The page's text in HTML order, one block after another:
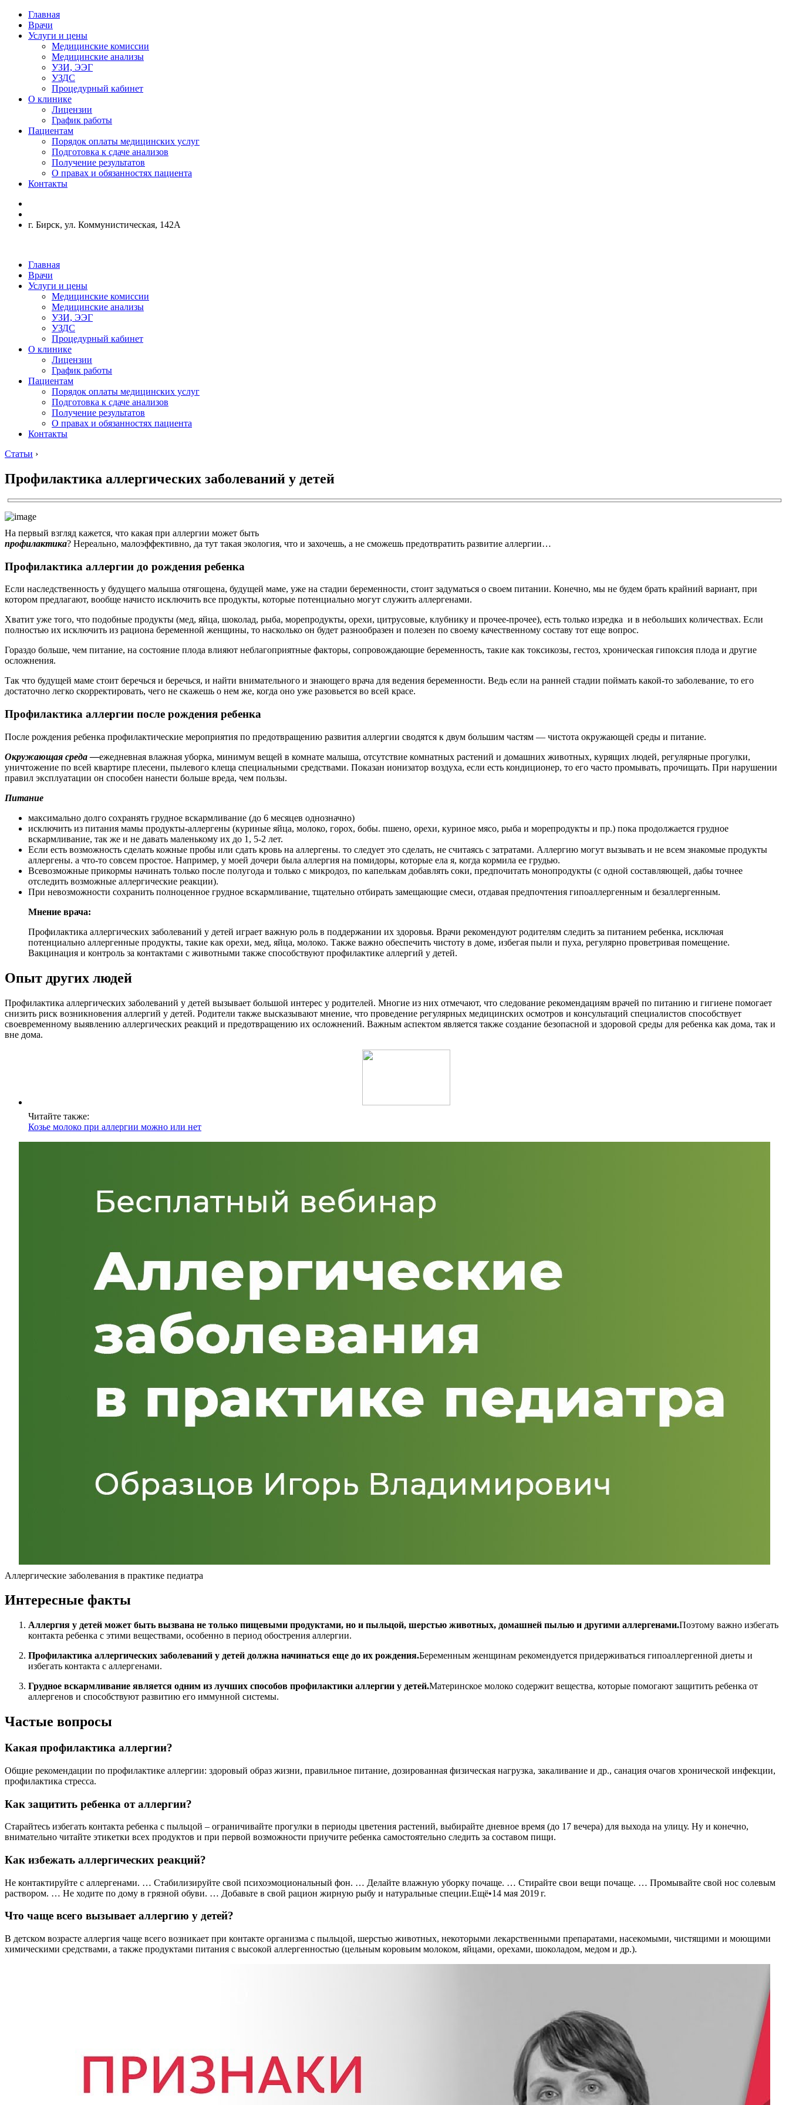
Главная
Врачи
Услуги и цены
Медицинские комиссии
Медицинские анализы
УЗИ, ЭЭГ
УЗДС
Процедурный кабинет
О клинике
Лицензии
График работы
Пациентам
Порядок оплаты медицинских услуг
Подготовка к сдаче анализов
Получение результатов
О правах и обязанностях пациента
Контакты
г. Бирск, ул. Коммунистическая, 142А
Главная
Врачи
Услуги и цены
Медицинские комиссии
Медицинские анализы
УЗИ, ЭЭГ
УЗДС
Процедурный кабинет
О клинике
Лицензии
График работы
Пациентам
Порядок оплаты медицинских услуг
Подготовка к сдаче анализов
Получение результатов
О правах и обязанностях пациента
Контакты
Статьи ›
Профилактика аллергических заболеваний у детей
На первый взгляд кажется, что какая при аллергии может быть
профилактика? Нереально, малоэффективно, да тут такая экология, что и захочешь, а не сможешь предотвратить развитие аллергии…
Профилактика аллергии до рождения ребенка
Если наследственность у будущего малыша отягощена, будущей маме, уже на стадии беременности, стоит задуматься о своем питании. Конечно, мы не будем брать крайний вариант, при
котором предлагают, вообще начисто исключить все продукты, которые потенциально могут служить аллергенами.
Хватит уже того, что подобные продукты (мед, яйца, шоколад, рыба, морепродукты, орехи, цитрусовые, клубнику и прочее-прочее), есть только изредка и в небольших количествах. Если
полностью их исключить из рациона беременной женщины, то насколько он будет разнообразен и полезен по своему качественному составу тот еще вопрос.
Гораздо больше, чем питание, на состояние плода влияют неблагоприятные факторы, сопровождающие беременность, такие как токсикозы, гестоз, хроническая гипоксия плода и другие
осложнения.
Так что будущей маме стоит беречься и беречься, и найти внимательного и знающего врача для ведения беременности. Ведь если на ранней стадии поймать какой-то заболевание, то его
достаточно легко скорректировать, чего не скажешь о нем же, когда оно уже разовьется во всей красе.
Профилактика аллергии после рождения ребенка
После рождения ребенка профилактические мероприятия по предотвращению развития аллергии сводятся к двум большим частям — чистота окружающей среды и питание.
Окружающая среда —ежедневная влажная уборка, минимум вещей в комнате малыша, отсутствие комнатных растений и домашних животных, курящих людей, регулярные прогулки,
уничтожение по всей квартире плесени, пылевого клеща специальными средствами. Показан ионизатор воздуха, если есть кондиционер, то его часто промывать, прочищать. При нарушении
правил эксплуатации он способен нанести больше вреда, чем пользы.
Питание
максимально долго сохранять грудное вскармливание (до 6 месяцев однозначно)
исключить из питания мамы продукты-аллергены (куриные яйца, молоко, горох, бобы. пшено, орехи, куриное мясо, рыба и морепродукты и пр.) пока продолжается грудное
вскармливание, так же и не давать маленькому их до 1, 5-2 лет.
Если есть возможность сделать кожные пробы или сдать кровь на аллергены. то следует это сделать, не считаясь с затратами. Аллергию могут вызывать и не всем знакомые продукты
аллергены. а что-то совсем простое. Например, у моей дочери была аллергия на помидоры, которые ела я, когда кормила ее грудью.
Всевозможные прикормы начинать только после полугода и только с микродоз, по капелькам добавлять соки, предпочитать монопродукты (с одной составляющей, дабы точнее
отследить возможные аллергические реакции).
При невозможности сохранить полноценное грудное вскармливание, тщательно отбирать замещающие смеси, отдавая предпочтения гипоаллергенным и безаллергенным.
Мнение врача:
Профилактика аллергических заболеваний у детей играет важную роль в поддержании их здоровья. Врачи рекомендуют родителям следить за питанием ребенка, исключая
потенциально аллергенные продукты, такие как орехи, мед, яйца, молоко. Также важно обеспечить чистоту в доме, избегая пыли и пуха, регулярно проветривая помещение.
Вакцинация и контроль за контактами с животными также способствуют профилактике аллергий у детей.
Опыт других людей
Профилактика аллергических заболеваний у детей вызывает большой интерес у родителей. Многие из них отмечают, что следование рекомендациям врачей по питанию и гигиене помогает
снизить риск возникновения аллергий у детей. Родители также высказывают мнение, что проведение регулярных медицинских осмотров и консультаций специалистов способствует
своевременному выявлению аллергических реакций и предотвращению их осложнений. Важным аспектом является также создание безопасной и здоровой среды для ребенка как дома, так и
вне дома.
Читайте также:
Козье молоко при аллергии можно или нет
Аллергические заболевания в практике педиатра
Интересные факты
Аллергия у детей может быть вызвана не только пищевыми продуктами, но и пыльцой, шерстью животных, домашней пылью и другими аллергенами.Поэтому важно избегать
контакта ребенка с этими веществами, особенно в период обострения аллергии.
Профилактика аллергических заболеваний у детей должна начинаться еще до их рождения.Беременным женщинам рекомендуется придерживаться гипоаллергенной диеты и
избегать контакта с аллергенами.
Грудное вскармливание является одним из лучших способов профилактики аллергии у детей.Материнское молоко содержит вещества, которые помогают защитить ребенка от
аллергенов и способствуют развитию его иммунной системы.
Частые вопросы
Какая профилактика аллергии?
Общие рекомендации по профилактике аллергии: здоровый образ жизни, правильное питание, дозированная физическая нагрузка, закаливание и др., санация очагов хронической инфекции,
профилактика стресса.
Как защитить ребенка от аллергии?
Старайтесь избегать контакта ребенка с пыльцой – ограничивайте прогулки в периоды цветения растений, выбирайте дневное время (до 17 вечера) для выхода на улицу. Ну и конечно,
внимательно читайте этикетки всех продуктов и при первой возможности приучите ребенка самостоятельно следить за составом пищи.
Как избежать аллергических реакций?
Не контактируйте с аллергенами. … Стабилизируйте свой психоэмоциональный фон. … Делайте влажную уборку почаще. … Стирайте свои вещи почаще. … Промывайте свой нос солевым
раствором. … Не ходите по дому в грязной обуви. … Добавьте в свой рацион жирную рыбу и натуральные специи.Ещё•14 мая 2019 г.
Что чаще всего вызывает аллергию у детей?
В детском возрасте аллергия чаще всего возникает при контакте организма с пыльцой, шерстью животных, некоторыми лекарственными препаратами, насекомыми, чистящими и моющими
химическими средствами, а также продуктами питания с высокой аллергенностью (цельным коровьим молоком, яйцами, орехами, шоколадом, медом и др.).